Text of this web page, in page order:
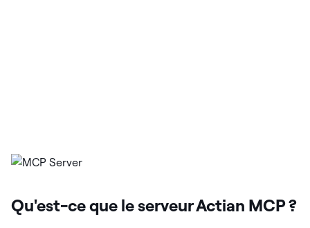
Qu'est-ce que le serveur Actian MCP ?